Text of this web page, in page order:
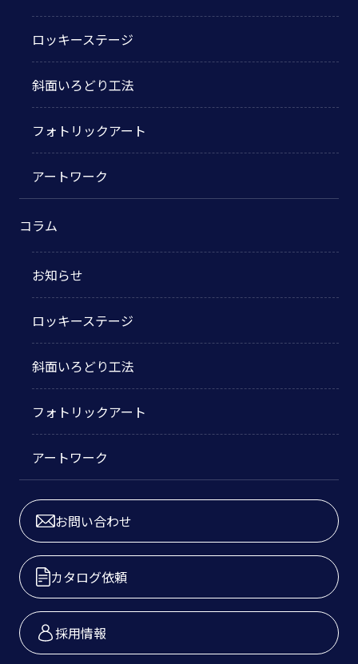
ロッキーステージ
斜面いろどり工法
フォトリックアート
アートワーク
コラム
お知らせ
ロッキーステージ
斜面いろどり工法
フォトリックアート
アートワーク
お問い合わせ
カタログ依頼
採用情報